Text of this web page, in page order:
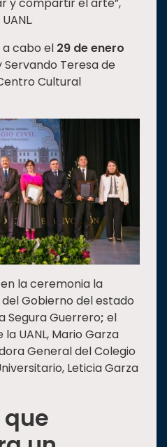
y compartir el arte”,
a cabo el 29 de enero
Servando Teresa de
Cultural
la ceremonia la
Gobierno del estado
Segura Guerrero; el
UANL, Mario Garza
General del Colegio
Leticia Garza